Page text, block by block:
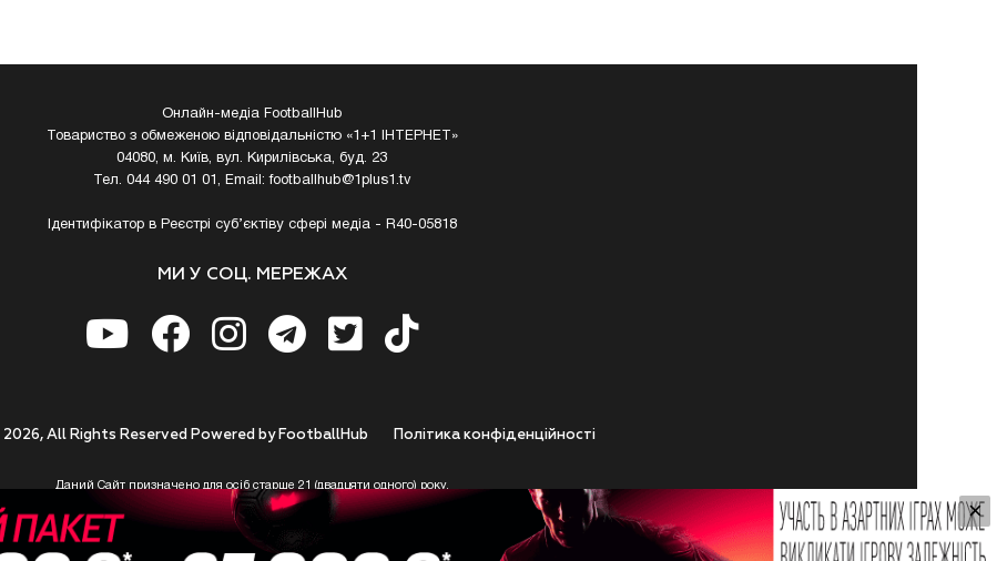
Онлайн-медіа FootballHub
Товариство з обмеженою відповідальністю «1+1 ІНТЕРНЕТ»
04080, м. Київ, вул. Кирилівська, буд. 23
Тел. 044 490 01 01, Email:footballhub@1plus1.tv
Ідентифікатор в Реєстрі суб’єктіву сфері медіа - R40-05818
МИ У СОЦ. МЕРЕЖАХ
Полiтика конфiденцiйностi
All Rights Reserved Powered by FootballHub
Даний Сайт призначено для осіб старше 21 (двадцяти одного) року.
до використання https://footballhub.ua, Користувач цим підтверджує, що досяг 21-річного віку.
(Користувач) не досягли 21-річного віку - не розпочинайте або припиніть користування Сайтом.
Сайту не несе відповідальності за законність використання Сайту та його сервісів Користувачем,
×